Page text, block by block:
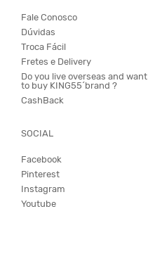
Fale Conosco
Dúvidas
Troca Fácil
Fretes e Delivery
Do you live overseas and want
to buy KING55´brand ?
CashBack
SOCIAL
Facebook
Pinterest
Instagram
Youtube